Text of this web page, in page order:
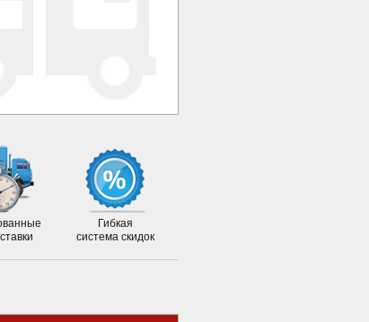
Гибкая
система скидок